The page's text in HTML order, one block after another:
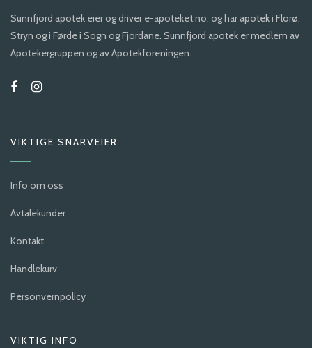
Sunnfjord apotek eier og driver e-apoteket.no, og har apotek i Florø,
Stryn og i Førde i Sogn og Fjordane. Sunnfjord apotek er medlem av
Apotekergruppen og av Apotekforeningen.
VIKTIGE SNARVEIER
Info om oss
Avtalekunder
Kontakt
Handlekurv
Personvernpolicy
VIKTIG INFO